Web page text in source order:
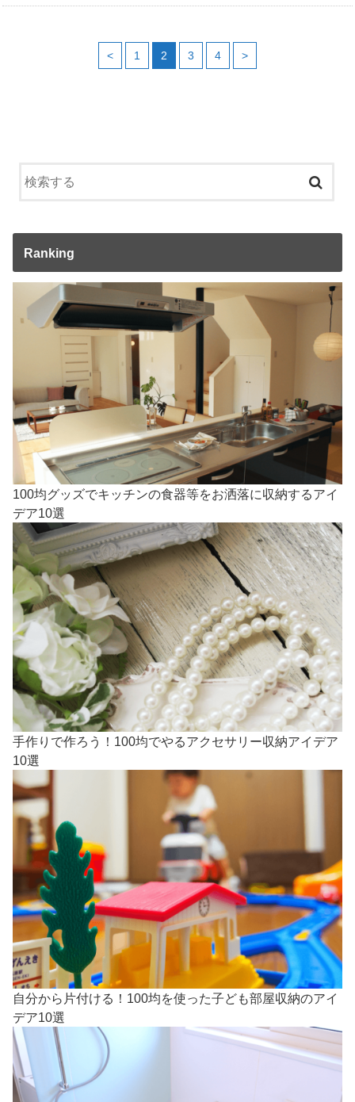
< 1 2 3 4 >
Ranking
100均グッズでキッチンの食器等をお洒落に収納するアイ
デア10選
手作りで作ろう！100均でやるアクセサリー収納アイデア
10選
自分から片付ける！100均を使った子ども部屋収納のアイ
デア10選